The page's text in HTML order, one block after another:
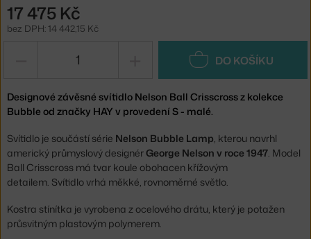
17 475 Kč
bez DPH: 14 442,15 Kč
DO KOŠÍKU
Designové závěsné svítidlo Nelson Ball Crisscross z kolekce
Bubble od značky HAY v provedení S - malé.
Svítidlo je součástí série Nelson Bubble Lamp, kterou navrhl
americký průmyslový designérGeorge Nelson v roce 1947. Model
Ball Crisscross má tvar koule obohacen křížovým
detailem. Svítidlo vrhá měkké, rovnoměrné světlo.
Kostra stínítka je vyrobena z ocelového drátu, který je potažen
průsvitným plastovým polymerem.